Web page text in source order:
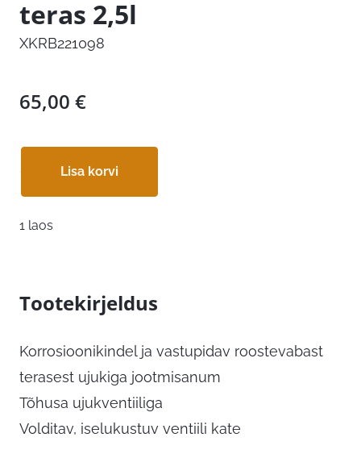
teras 2,5l
XKRB221098
65,00 €
Lisa korvi
1 laos
Tootekirjeldus
Korrosioonikindel ja vastupidav roostevabast
terasest ujukiga jootmisanum
Tõhusa ujukventiiliga
Volditav, iselukustuv ventiili kate